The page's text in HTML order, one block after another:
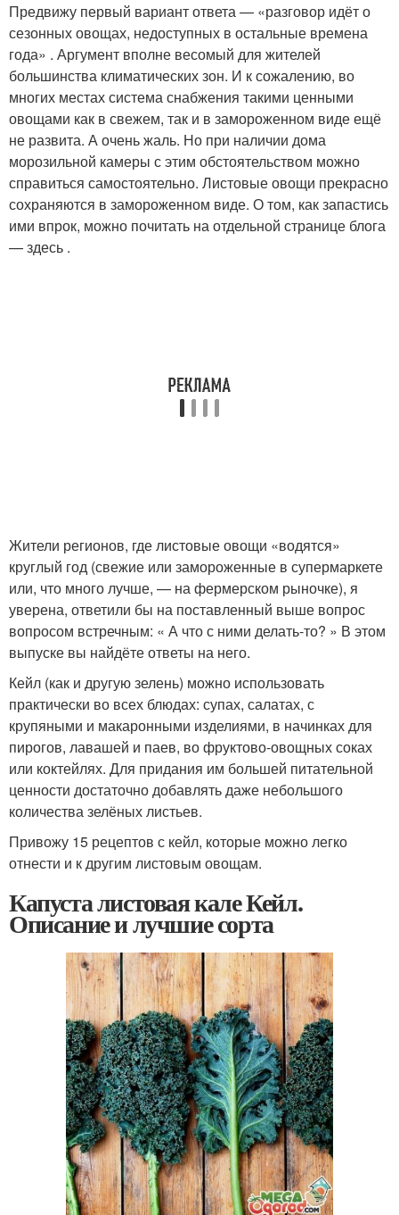
Предвижу первый вариант ответа — «разговор идёт о
сезонных овощах, недоступных в остальные времена
года» . Аргумент вполне весомый для жителей
большинства климатических зон. И к сожалению, во
многих местах система снабжения такими ценными
овощами как в свежем, так и в замороженном виде ещё
не развита. А очень жаль. Но при наличии дома
морозильной камеры с этим обстоятельством можно
справиться самостоятельно. Листовые овощи прекрасно
сохраняются в замороженном виде. О том, как запастись
ими впрок, можно почитать на отдельной странице блога
— здесь .
Жители регионов, где листовые овощи «водятся»
круглый год (свежие или замороженные в супермаркете
или, что много лучше, — на фермерском рыночке), я
уверена, ответили бы на поставленный выше вопрос
вопросом встречным: « А что с ними делать-то? » В этом
выпуске вы найдёте ответы на него.
Кейл (как и другую зелень) можно использовать
практически во всех блюдах: супах, салатах, с
крупяными и макаронными изделиями, в начинках для
пирогов, лавашей и паев, во фруктово-овощных соках
или коктейлях. Для придания им большей питательной
ценности достаточно добавлять даже небольшого
количества зелёных листьев.
Привожу 15 рецептов с кейл, которые можно легко
отнести и к другим листовым овощам.
Капуста листовая кале Кейл.
Описание и лучшие сорта